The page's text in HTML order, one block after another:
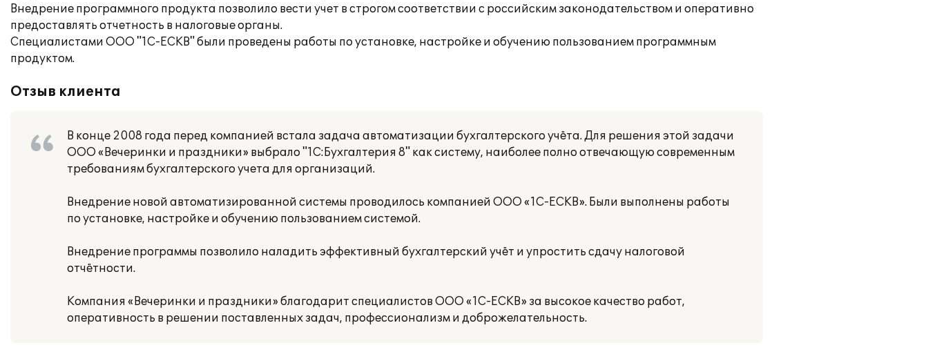
Внедрение программного продукта позволило вести учет в строгом соответствии с российским законодательством и оперативно
предоставлять отчетность в налоговые органы.
Специалистами ООО "1С-ЕСКВ" были проведены работы по установке, настройке и обучению пользованием программным
продуктом.
Отзыв клиента
В конце 2008 года перед компанией встала задача автоматизации бухгалтерского учёта. Для решения этой задачи
ООО «Вечеринки и праздники» выбрало "1С:Бухгалтерия 8" как систему, наиболее полно отвечающую современным
требованиям бухгалтерского учета для организаций.
Внедрение новой автоматизированной системы проводилось компанией ООО «1С-ЕСКВ». Были выполнены работы
по установке, настройке и обучению пользованием системой.
Внедрение программы позволило наладить эффективный бухгалтерский учёт и упростить сдачу налоговой
отчётности.
Компания «Вечеринки и праздники» благодарит специалистов ООО «1С-ЕСКВ» за высокое качество работ,
оперативность в решении поставленных задач, профессионализм и доброжелательность.